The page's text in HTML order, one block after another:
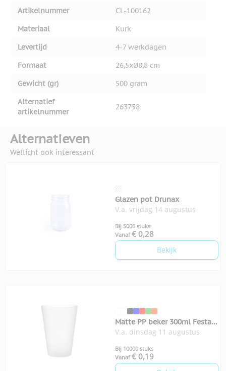
Artikelnummer
CL-100162
Materiaal
Kurk
Levertijd
4-7 werkdagen
Formaat
26,5xØ8,8 cm
Gewicht (gr)
500 gram
Alternatief
artikelnummer
263758
Alternatieven
Wellicht ook interessant
Glazen pot Drunax
V.a. vrijdag 14 augustus
Bij 5000 stuks
Vanaf € 0,28
Bekijk
Matte PP beker 300ml Festa
large
V.a. dinsdag 11 augustus
Bij 10000 stuks
Vanaf € 0,19